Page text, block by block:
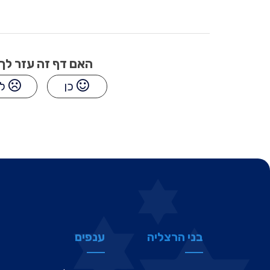
האם דף זה עזר
כן
בני הרצליה ענפים